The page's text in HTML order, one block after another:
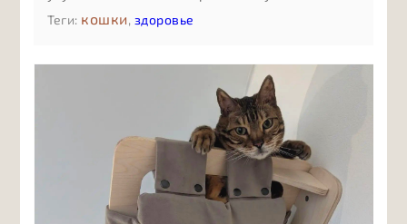
статье простым языком объясняем, какие виды
витаминных добавок бывают, чем отличаются
специализированных формул, какие
компоненты в составе важны в первую очередь
и почему лишние витамины могут быть не
менее вредны, чем их нехватка, если подбирать
их без учёта рациона и рекомендаций врача.
Теги: кошки, здоровье